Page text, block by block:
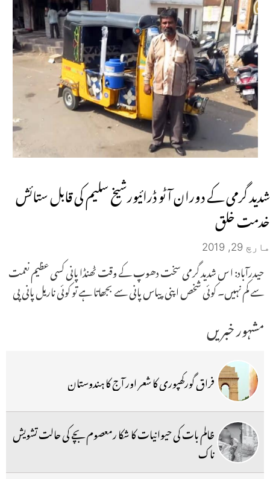
شدید گرمی کے دوران آٹو ڈرائیورشیخ سلیم کی قابل ستائش
خدمت خلق
مارچ 29, 2019
حیدرآباد: ا س شدید گرمی سخت دھوپ کے وقت ٹھنڈا پانی کسی عظیم نعمت
سے کم نہیں۔ کوئی شخص اپنی پیاس پانی سے بجھاتا ہے تو کوئی ناریل پانی پی
مشہور خبریں
فراق گورکھپوری کا شعر اور آج کا ہندوستان
ظالم بات کی حیوانیات کا شکا رمعصوم بچے کی حالت تشویش
ناک